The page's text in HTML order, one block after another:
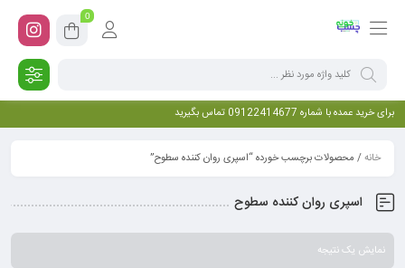
0
برای خرید عمده با شماره 09122414677 تماس بگیرید
خانه/ محصولات برچسب خورده “اسپری روان کننده سطوح”
اسپری روان کننده سطوح
نمایش یک نتیجه